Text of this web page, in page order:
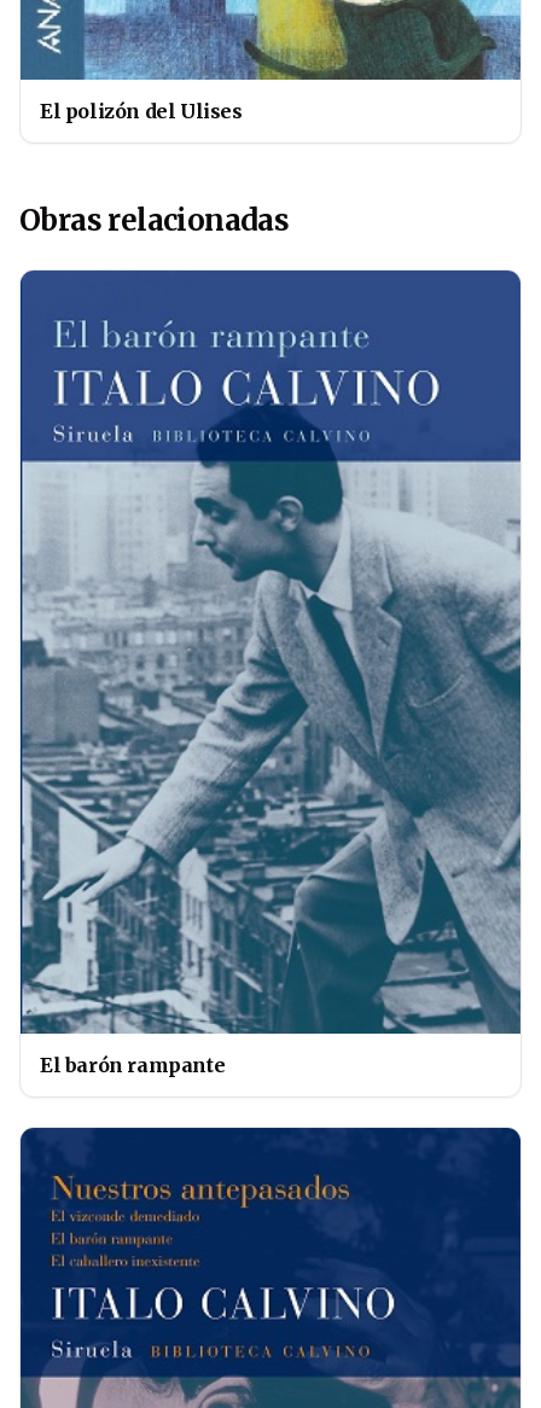
El polizón del Ulises
Obras relacionadas
El barón rampante